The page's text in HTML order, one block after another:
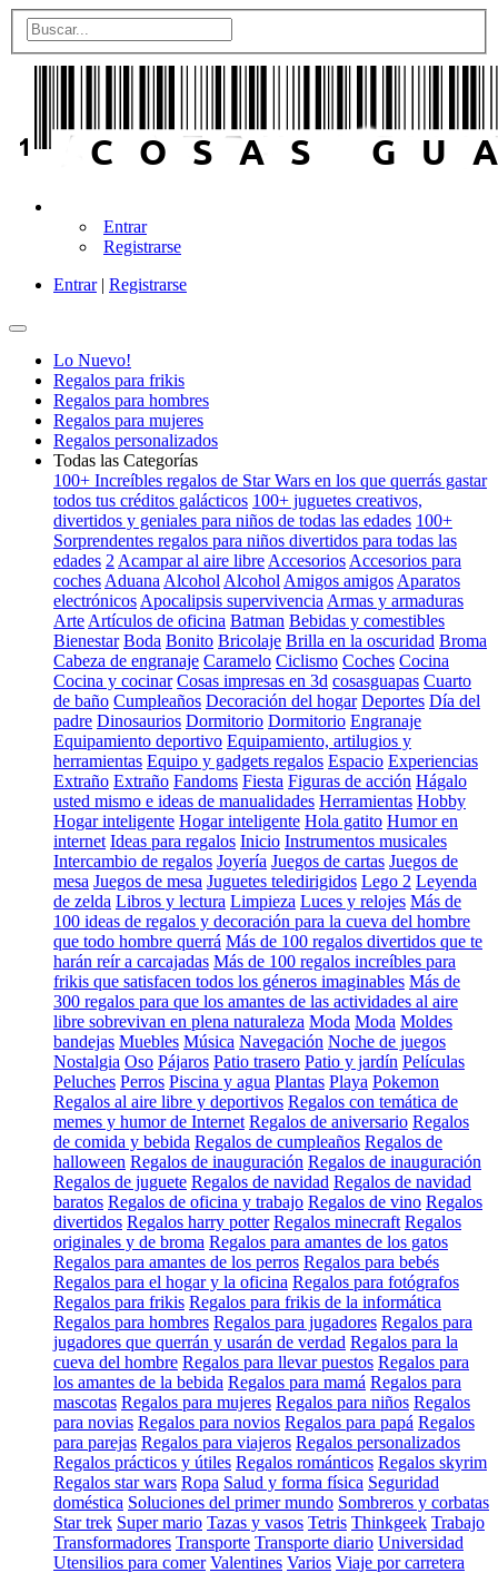
Entrar
Registrarse
Entrar| Registrarse
Lo Nuevo!
Regalos para frikis
Regalos para hombres
Regalos para mujeres
Regalos personalizados
Todas las Categorías
100+ Increíbles regalos de Star Wars en los que querrás gastar
todos tus créditos galácticos 100+ juguetes creativos,
divertidos y geniales para niños de todas las edades 100+
Sorprendentes regalos para niños divertidos para todas las
edades 2 Acampar al aire libre Accesorios Accesorios para
coches Aduana Alcohol Alcohol Amigos amigos Aparatos
electrónicos Apocalipsis supervivencia Armas y armaduras
Arte Artículos de oficina Batman Bebidas y comestibles
Bienestar Boda Bonito Bricolaje Brilla en la oscuridad Broma
Cabeza de engranaje Caramelo Ciclismo Coches Cocina
Cocina y cocinar Cosas impresas en 3d cosasguapas Cuarto
de baño Cumpleaños Decoración del hogar Deportes Día del
padre Dinosaurios Dormitorio Dormitorio Engranaje
Equipamiento deportivo Equipamiento, artilugios y
herramientas Equipo y gadgets regalos Espacio Experiencias
Extraño Extraño Fandoms Fiesta Figuras de acción Hágalo
usted mismo e ideas de manualidades Herramientas Hobby
Hogar inteligente Hogar inteligente Hola gatito Humor en
internet Ideas para regalos Inicio Instrumentos musicales
Intercambio de regalos Joyería Juegos de cartas Juegos de
mesa Juegos de mesa Juguetes teledirigidos Lego 2 Leyenda
de zelda Libros y lectura Limpieza Luces y relojes Más de
100 ideas de regalos y decoración para la cueva del hombre
que todo hombre querrá Más de 100 regalos divertidos que te
harán reír a carcajadas Más de 100 regalos increíbles para
frikis que satisfacen todos los géneros imaginables Más de
300 regalos para que los amantes de las actividades al aire
libre sobrevivan en plena naturaleza Moda Moda Moldes
bandejas Muebles Música Navegación Noche de juegos
Nostalgia Oso Pájaros Patio trasero Patio y jardín Películas
Peluches Perros Piscina y agua Plantas Playa Pokemon
Regalos al aire libre y deportivos Regalos con temática de
memes y humor de Internet Regalos de aniversario Regalos
de comida y bebida Regalos de cumpleaños Regalos de
halloween Regalos de inauguración Regalos de inauguración
Regalos de juguete Regalos de navidad Regalos de navidad
baratos Regalos de oficina y trabajo Regalos de vino Regalos
divertidos Regalos harry potter Regalos minecraft Regalos
originales y de broma Regalos para amantes de los gatos
Regalos para amantes de los perros Regalos para bebés
Regalos para el hogar y la oficina Regalos para fotógrafos
Regalos para frikis Regalos para frikis de la informática
Regalos para hombres Regalos para jugadores Regalos para
jugadores que querrán y usarán de verdad Regalos para la
cueva del hombre Regalos para llevar puestos Regalos para
los amantes de la bebida Regalos para mamá Regalos para
mascotas Regalos para mujeres Regalos para niños Regalos
para novias Regalos para novios Regalos para papá Regalos
para parejas Regalos para viajeros Regalos personalizados
Regalos prácticos y útiles Regalos románticos Regalos skyrim
Regalos star wars Ropa Salud y forma física Seguridad
doméstica Soluciones del primer mundo Sombreros y corbatas
Star trek Super mario Tazas y vasos Tetris Thinkgeek Trabajo
Transformadores Transporte Transporte diario Universidad
Utensilios para comer Valentines Varios Viaje por carretera